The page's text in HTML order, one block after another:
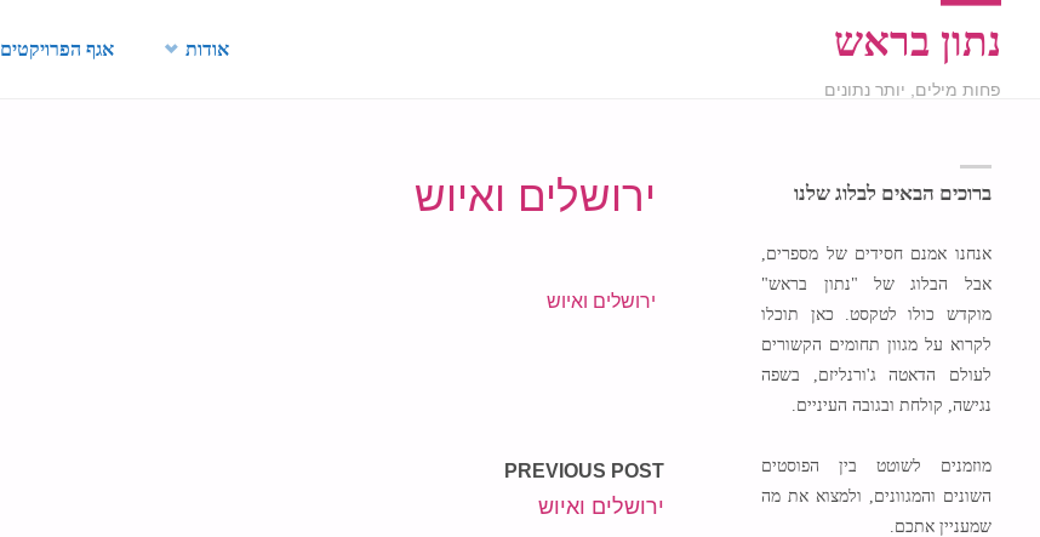
נתון בראש
פחות מילים, יותר נתונים
אודות אגף הפרויקטים
ירושלים ואיוש
ירושלים ואיוש
PREVIOUS POST
ירושלים ואיוש
ברוכים הבאים לבלוג שלנו
אנחנו אמנם חסידים של מספרים,
אבל הבלוג של "נתון בראש"
מוקדש כולו לטקסט. כאן תוכלו
לקרוא על מגוון תחומים הקשורים
לעולם הדאטה ג'ורנליזם, בשפה
נגישה, קולחת ובגובה העיניים.
מוזמנים לשוטט בין הפוסטים
השונים והמגוונים, ולמצוא את מה
שמעניין אתכם.